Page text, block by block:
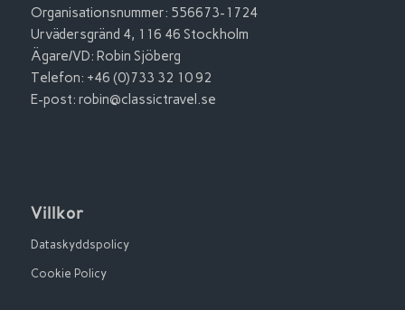
Organisationsnummer: 556673-1724
Urvädersgränd 4, 116 46 Stockholm
Ägare/VD: Robin Sjöberg
Telefon: +46 (0)733 32 10 92
E-post: robin@classictravel.se
Villkor
Dataskyddspolicy
Cookie Policy